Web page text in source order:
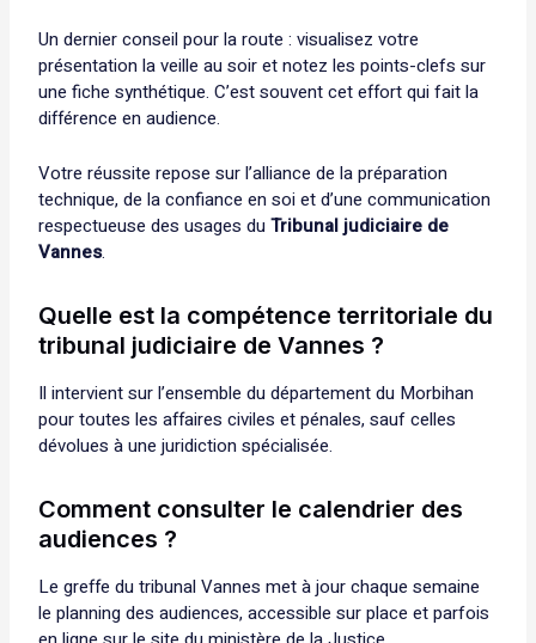
Un dernier conseil pour la route : visualisez votre
présentation la veille au soir et notez les points-clefs sur
une fiche synthétique. C’est souvent cet effort qui fait la
différence en audience.
Votre réussite repose sur l’alliance de la préparation
technique, de la confiance en soi et d’une communication
respectueuse des usages duTribunal judiciaire de
Vannes.
Quelle est la compétence territoriale du
tribunal judiciaire de Vannes ?
Il intervient sur l’ensemble du département du Morbihan
pour toutes les affaires civiles et pénales, sauf celles
dévolues à une juridiction spécialisée.
Comment consulter le calendrier des
audiences ?
Le greffe du tribunal Vannes met à jour chaque semaine
le planning des audiences, accessible sur place et parfois